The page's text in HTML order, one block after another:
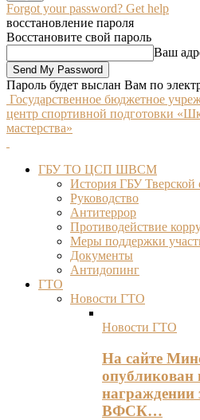
Forgot your password? Get help
восстановление пароля
Восстановите свой пароль
Ваш
Пароль будет выслан Вам по
Государственное бюджетное
центр спортивной подготовки
мастерства»
ГБУ ТО ЦСП ШВСМ
История ГБУ
Руководство
Антитеррор
Противодействие
Меры поддержки
Документы
Антидопинг
ГТО
Новости ГТО
Новости ГТО
На сайте
опубликован
ВФСК…